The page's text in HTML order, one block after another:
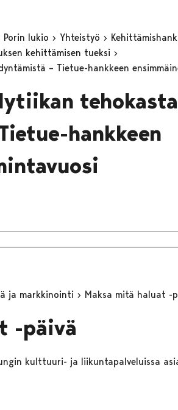
Porin lukio Yhteistyö
kehittämisen tueksi
– Tietue-hankkeen
tehokasta
hankkeen
ja markkinointi Maksa mitä haluat -
-päivä
kulttuuri- ja liikuntapalveluissa